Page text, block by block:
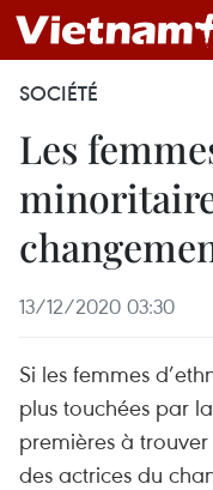
SOCIÉTÉ
Les
13/12/2020 03:30
Si les femmes
plus touchées par
premières à
des actrices du